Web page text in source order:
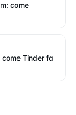
come
Tinder fa